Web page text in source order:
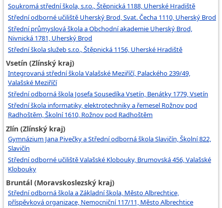
Soukromá střední škola, s.r.o., Štěpnická 1188, Uherské Hradiště
Střední odborné učiliště Uherský Brod, Svat. Čecha 1110, Uherský Brod
Střední průmyslová škola a Obchodní akademie Uherský Brod,
Nivnická 1781, Uherský Brod
Střední škola služeb s.r.o., Štěpnická 1156, Uherské Hradiště
Vsetín (Zlínský kraj)
Integrovaná střední škola Valašské Meziříčí, Palackého 239/49,
Valašské Meziříčí
Střední odborná škola Josefa Sousedíka Vsetín, Benátky 1779, Vsetín
Střední škola informatiky, elektrotechniky a řemesel Rožnov pod
Radhoštěm, Školní 1610, Rožnov pod Radhoštěm
Zlín (Zlínský kraj)
Gymnázium Jana Pivečky a Střední odborná škola Slavičín, Školní 822,
Slavičín
Střední odborné učiliště Valašské Klobouky, Brumovská 456, Valašské
Klobouky
Bruntál (Moravskoslezský kraj)
Střední odborná škola a Základní škola, Město Albrechtice,
příspěvková organizace, Nemocniční 117/11, Město Albrechtice